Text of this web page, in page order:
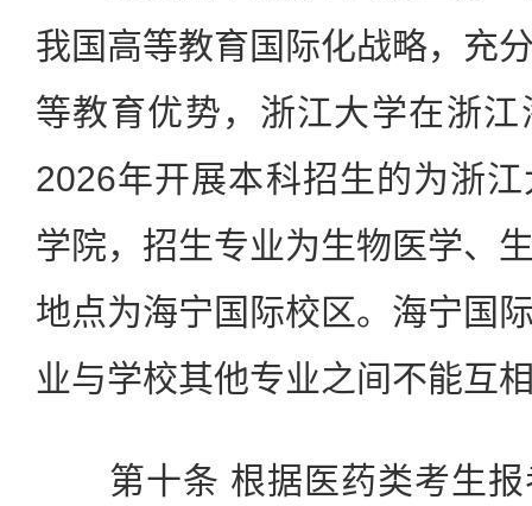
我国高等教育国际化战略，充
等教育优势，浙江大学在浙
2026年开展本科招生的为浙
学院，招生专业为生物医学、
地点为海宁国际校区。海宁国
业与学校其他专业之间不能互
第十条 根据医药类考生报